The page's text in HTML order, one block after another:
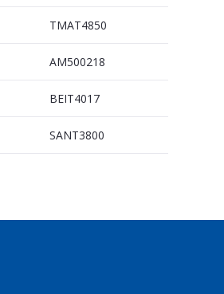
TMAT4850
AM500218
BEIT4017
SANT3800